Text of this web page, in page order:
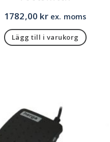
1782,00 kr ex. moms
Lägg till i varukorg